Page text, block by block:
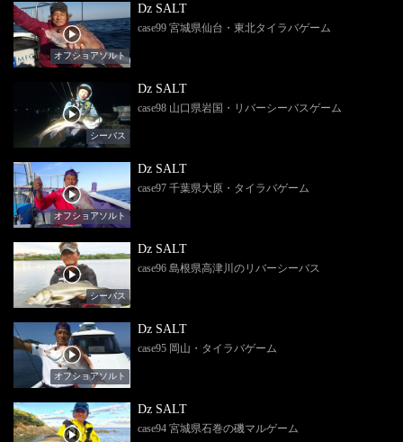
オフショアソルト
Dz SALT
case99 宮城県仙台・東北タイラバゲーム
シーバス
Dz SALT
case98 山口県岩国・リバーシーバスゲーム
オフショアソルト
Dz SALT
case97 千葉県大原・タイラバゲーム
シーバス
Dz SALT
case96 島根県高津川のリバーシーバス
オフショアソルト
Dz SALT
case95 岡山・タイラバゲーム
Dz SALT
case94 宮城県石巻の磯マルゲーム